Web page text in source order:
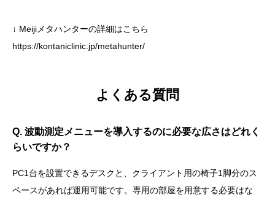
↓ Meijiメタハンターの詳細はこちら
https://kontaniclinic.jp/metahunter/
よくある質問
Q. 波動測定メニューを導入するのに必要な広さはどれく
らいですか？
PC1台を設置できるデスクと、クライアント用の椅子1脚分のス
ペースがあれば運用可能です。専用の部屋を用意する必要はな